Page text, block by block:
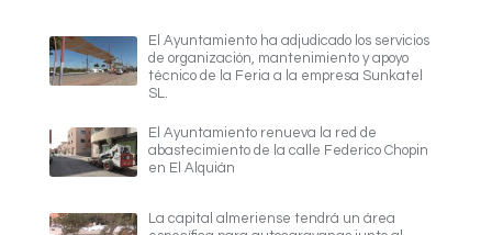
El Ayuntamiento ha adjudicado los servicios
de organización, mantenimiento y apoyo
técnico de la Feria a la empresa Sunkatel
SL.
El Ayuntamiento renueva la red de
abastecimiento de la calle Federico Chopin
en El Alquián
La capital almeriense tendrá un área